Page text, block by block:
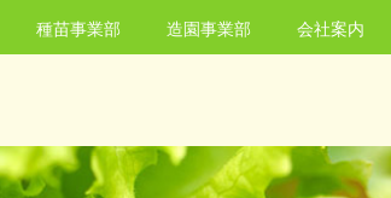
種苗事業部 造園事業部 会社案内